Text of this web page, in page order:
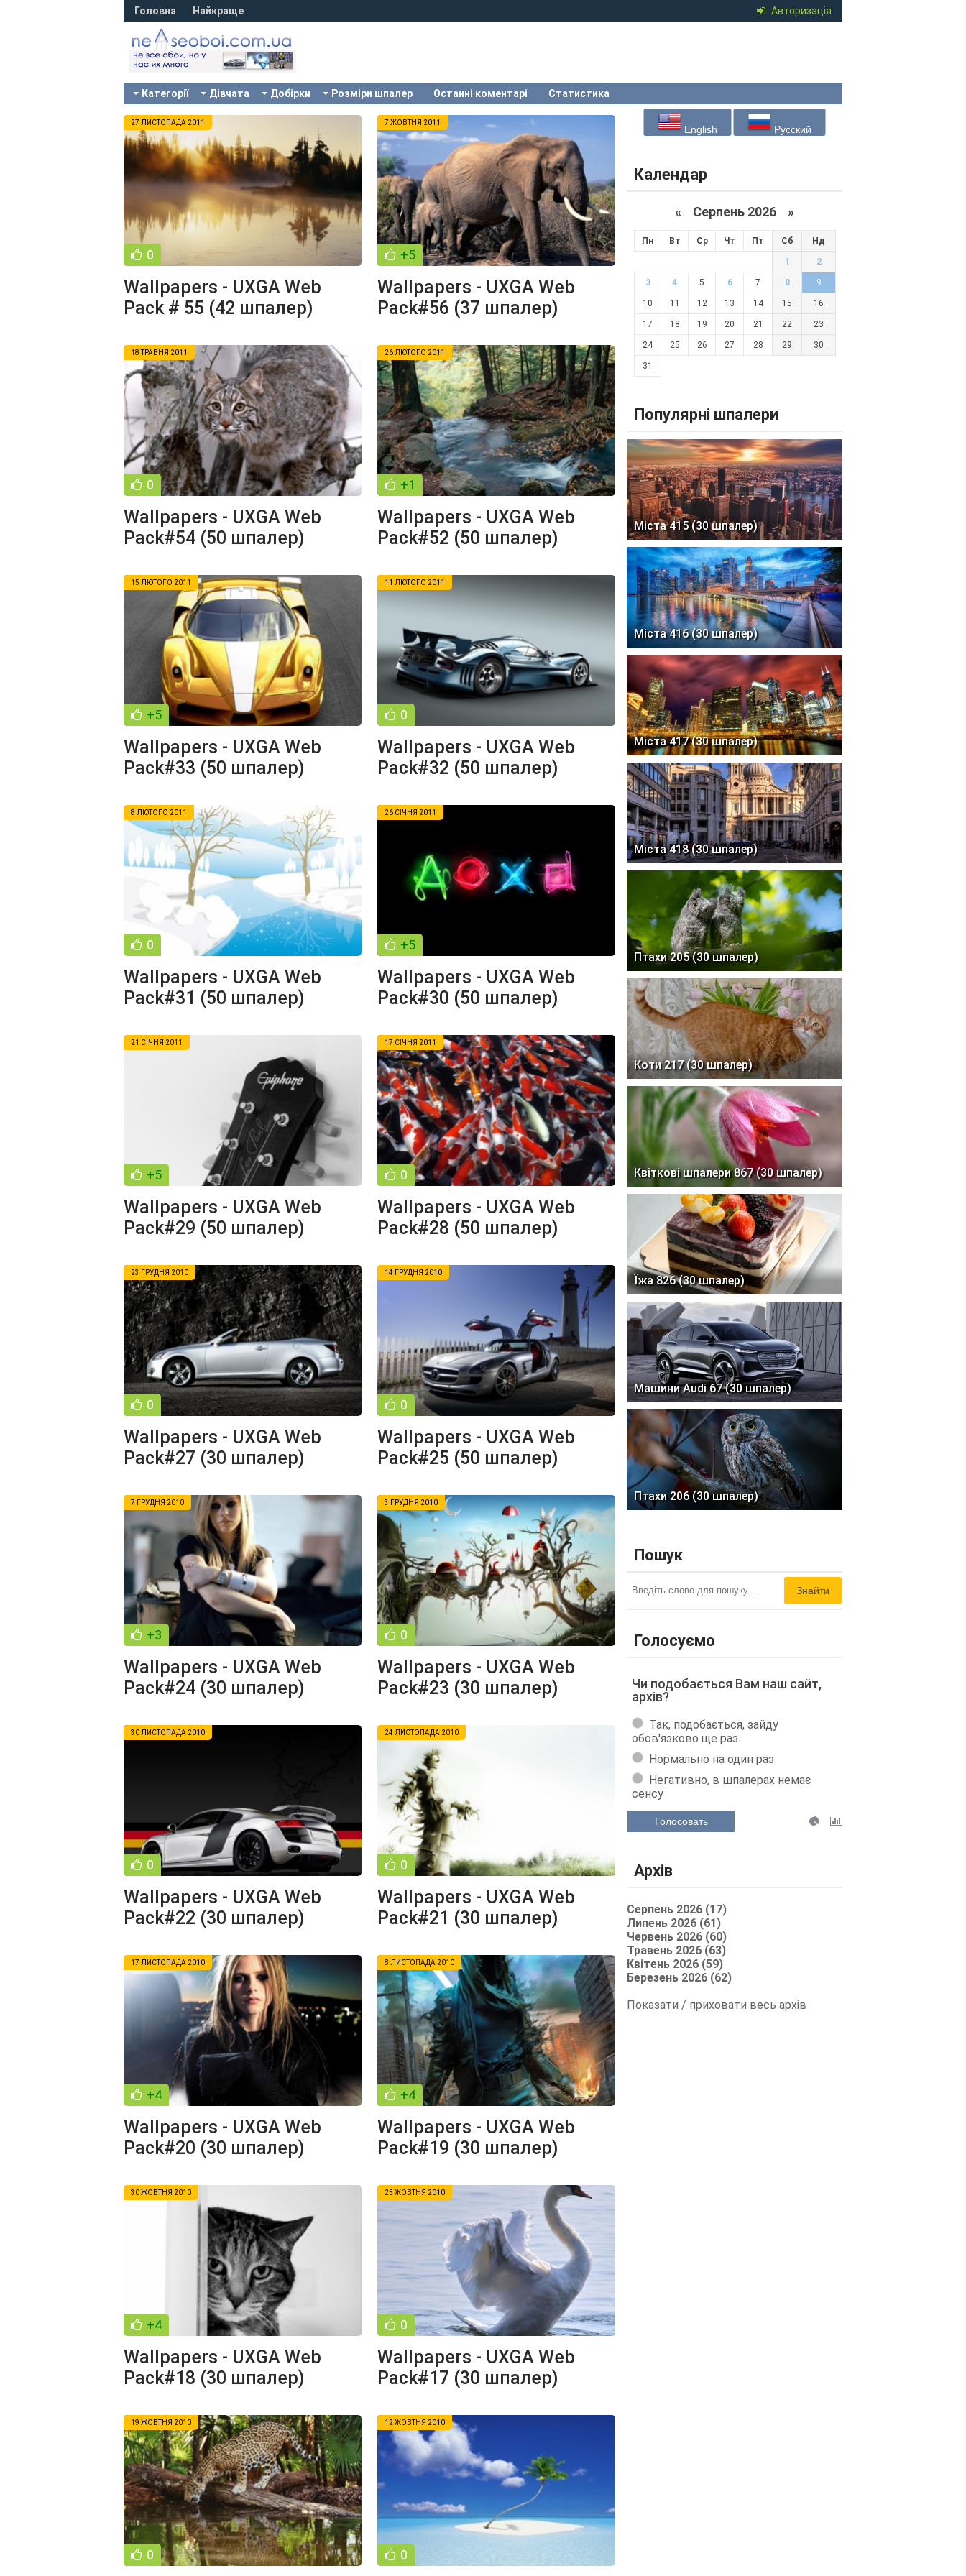
Авторизація
Головна Найкраще
Категорії Дівчата Добірки Розміри шпалер Останні коментарі Статистика
27 ЛИСТОПАДА 2011
0
Wallpapers - UXGA Web
Pack # 55 (42 шпалер)
7 ЖОВТНЯ 2011
+5
Wallpapers - UXGA Web
Pack#56 (37 шпалер)
18 ТРАВНЯ 2011
0
Wallpapers - UXGA Web
Pack#54 (50 шпалер)
26 ЛЮТОГО 2011
+1
Wallpapers - UXGA Web
Pack#52 (50 шпалер)
15 ЛЮТОГО 2011
+5
Wallpapers - UXGA Web
Pack#33 (50 шпалер)
11 ЛЮТОГО 2011
0
Wallpapers - UXGA Web
Pack#32 (50 шпалер)
8 ЛЮТОГО 2011
0
Wallpapers - UXGA Web
Pack#31 (50 шпалер)
26 СІЧНЯ 2011
+5
Wallpapers - UXGA Web
Pack#30 (50 шпалер)
21 СІЧНЯ 2011
+5
Wallpapers - UXGA Web
Pack#29 (50 шпалер)
17 СІЧНЯ 2011
0
Wallpapers - UXGA Web
Pack#28 (50 шпалер)
23 ГРУДНЯ 2010
0
Wallpapers - UXGA Web
Pack#27 (30 шпалер)
14 ГРУДНЯ 2010
0
Wallpapers - UXGA Web
Pack#25 (50 шпалер)
7 ГРУДНЯ 2010
+3
Wallpapers - UXGA Web
Pack#24 (30 шпалер)
3 ГРУДНЯ 2010
0
Wallpapers - UXGA Web
Pack#23 (30 шпалер)
30 ЛИСТОПАДА 2010
0
Wallpapers - UXGA Web
Pack#22 (30 шпалер)
24 ЛИСТОПАДА 2010
0
Wallpapers - UXGA Web
Pack#21 (30 шпалер)
17 ЛИСТОПАДА 2010
+4
Wallpapers - UXGA Web
Pack#20 (30 шпалер)
8 ЛИСТОПАДА 2010
+4
Wallpapers - UXGA Web
Pack#19 (30 шпалер)
30 ЖОВТНЯ 2010
+4
Wallpapers - UXGA Web
Pack#18 (30 шпалер)
25 ЖОВТНЯ 2010
0
Wallpapers - UXGA Web
Pack#17 (30 шпалер)
19 ЖОВТНЯ 2010
0
12 ЖОВТНЯ 2010
0
English Русский
Календар
« Серпень 2026 »
Пн Вт Ср Чт Пт Сб Нд
1 2
3 4 5 6 7 8 9
10 11 12 13 14 15 16
17 18 19 20 21 22 23
24 25 26 27 28 29 30
31
Популярні шпалери
Міста 415 (30 шпалер)
Міста 416 (30 шпалер)
Міста 417 (30 шпалер)
Міста 418 (30 шпалер)
Птахи 205 (30 шпалер)
Коти 217 (30 шпалер)
Квіткові шпалери 867 (30 шпалер)
Їжа 826 (30 шпалер)
Машини Audi 67 (30 шпалер)
Птахи 206 (30 шпалер)
Пошук
Знайти
Голосуємо
Чи подобається Вам наш сайт,
архів?
Так, подобається, зайду
обов'язково ще раз.
Нормально на один раз
Негативно, в шпалерах немає
сенсу
Голосовать
Архів
Серпень 2026 (17)
Липень 2026 (61)
Червень 2026 (60)
Травень 2026 (63)
Квітень 2026 (59)
Березень 2026 (62)
Показати / приховати весь архів